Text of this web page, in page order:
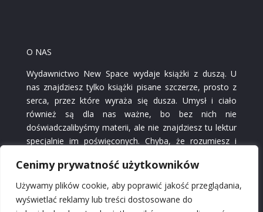
Cenimy prywatność użytkowników
Używamy plików cookie, aby poprawić jakość przeglądania,
wyświetlać reklamy lub treści dostosowane do
O NAS
Wydawnictwo New Space wydaje książki z duszą. U
nas znajdziesz tylko książki pisane szczerze, prosto z
serca, przez które wyraża się dusza. Umysł i ciało
również są dla nas ważne, bo bez nich nie
doświadczalibyśmy materii, ale nie znajdziesz tu lektur
specjalnie im poświęconych. Chyba, że rozumiesz i
nie. W naszych książkach nie chodzi tylko o piękne
słowa, styl i interesującą fabułę. Ich wartością jest
głębia spojrzenia i przeżyć autorów, którzy wyrażają
się nie tylko poprzez słowa, ale również w sztuce,